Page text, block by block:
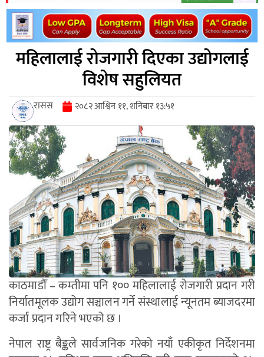
महिलालाई रोजगारी दिएका उद्योगलाई
विशेष सहुलियत
रासस २०८२ आश्विन ११, शनिबार १३:५१
काठमाडौँ – कम्तीमा पनि १०० महिलालाई रोजगारी प्रदान गरी
निर्यातमूलक उद्योग सञ्चालन गर्ने संस्थालाई न्यूनतम ब्याजदरमा
कर्जा प्रदान गरिने भएको छ ।
नेपाल राष्ट्र बैङ्कले सार्वजनिक गरेको नयाँ एकीकृत निर्देशनमा